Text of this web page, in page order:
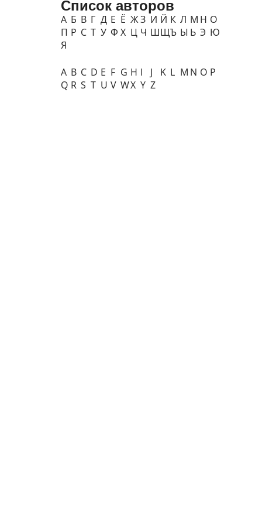
Список авторов
А Б В Г Д Е Ё ЖЗ И Й К Л М Н О
П Р С Т У Ф Х Ц Ч ШЩЪ Ы Ь Э Ю
Я
A B C D E F G H I J K L M N O P
Q R S T U V WX Y Z